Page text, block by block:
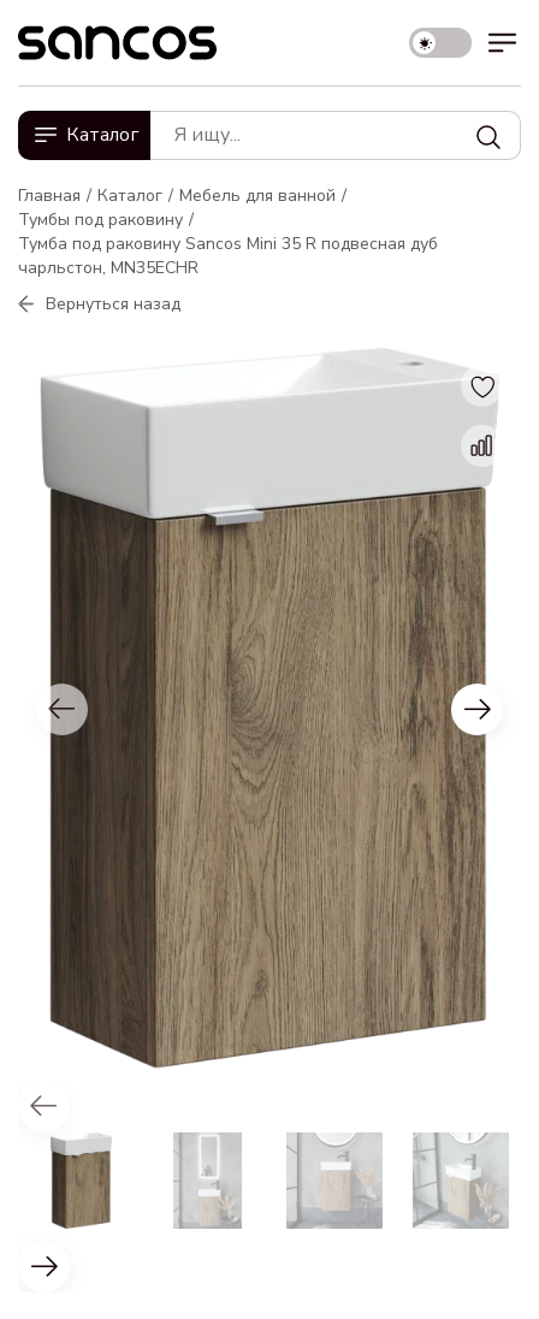
Каталог
Главная Каталог
Мебель для ванной
Тумбы под раковину
Тумба под раковину Sancos Mini 35 R подвесная дуб
чарльстон, MN35ECHR
Вернуться назад